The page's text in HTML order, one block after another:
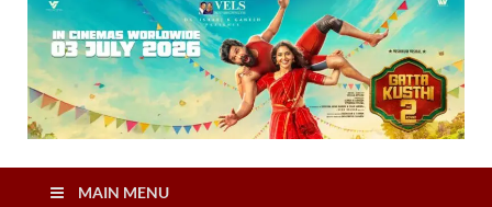
MAIN MENU